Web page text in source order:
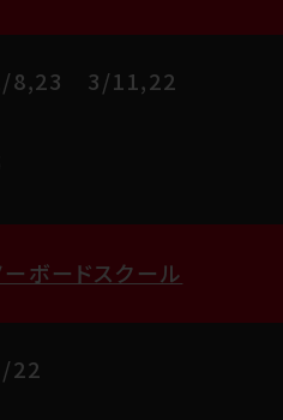
2/8,23 3/11,22
ボードスクール
22